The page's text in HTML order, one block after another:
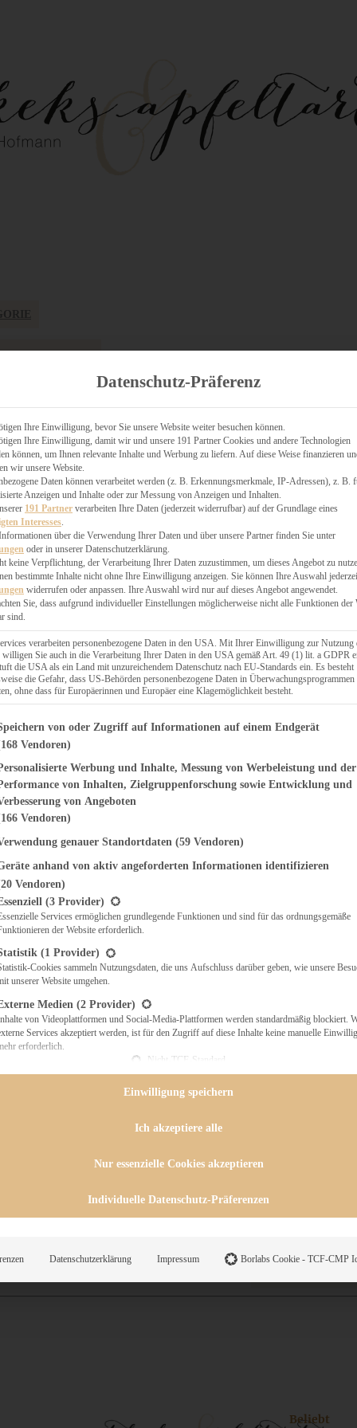
KÄSEKUCHEN
& QUICHES
Beliebt
Datenschutz-Präferenz
Ihre Einwilligung, bevor Sie unsere Website weiter besuchen können.
Ihre Einwilligung, damit wir und unsere 191 Partner Cookies und andere Technologien
können, um Ihnen relevante Inhalte und Werbung zu liefern. Auf diese Weise finanzieren
wir unsere Website.
Daten können verarbeitet werden (z. B. Erkennungsmerkmale, IP-Adressen), z. B.
Anzeigen und Inhalte oder zur Messung von Anzeigen und Inhalten.
191 Partner verarbeiten Ihre Daten (jederzeit widerrufbar) auf der Grundlage eines
Interesses.
über die Verwendung Ihrer Daten und über unsere Partner finden Sie unter
oder in unserer Datenschutzerklärung.
keine Verpflichtung, der Verarbeitung Ihrer Daten zuzustimmen, um dieses Angebot zu
bestimmte Inhalte nicht ohne Ihre Einwilligung anzeigen. Sie können Ihre Auswahl
widerrufen oder anpassen. Ihre Auswahl wird nur auf dieses Angebot angewendet.
Sie, dass aufgrund individueller Einstellungen möglicherweise nicht alle Funktionen der
sind.
verarbeiten personenbezogene Daten in den USA. Mit Ihrer Einwilligung zur Nutzung
willigen Sie auch in die Verarbeitung Ihrer Daten in den USA gemäß Art. 49 (1) lit. a GDPR
die USA als ein Land mit unzureichendem Datenschutz nach EU-Standards ein. Es besteht
die Gefahr, dass US-Behörden personenbezogene Daten in Überwachungsprogrammen
ohne dass für Europäerinnen und Europäer eine Klagemöglichkeit besteht.
finden Sie eine Liste der Zwecke des IAB Transparency and
von oder Zugriff auf Informationen auf einem Endgerät
Vendoren)
Werbung und Inhalte, Messung von Werbeleistung und der
von Inhalten, Zielgruppenforschung sowie Entwicklung und
von Angeboten
Vendoren)
genauer Standortdaten (59 Vendoren)
anhand von aktiv angeforderten Informationen identifizieren
Vendoren)
eine Liste der Service-Gruppen, für die eine Einwilligung erteilt werden
(3 Provider)
Services ermöglichen grundlegende Funktionen und sind für das ordnungsgemäße
der Website erforderlich.
(1 Provider)
Cookies sammeln Nutzungsdaten, die uns Aufschluss darüber geben, wie unsere
unserer Website umgehen.
Medien (2 Provider)
von Videoplattformen und Social-Media-Plattformen werden standardmäßig blockiert.
Services akzeptiert werden, ist für den Zugriff auf diese Inhalte keine manuelle
erforderlich.
Nicht-TCF-Standard
Einwilligung speichern
Ich akzeptiere alle
Nur essenzielle Cookies akzeptieren
Individuelle Datenschutz-Präferenzen
Datenschutzerklärung Impressum Borlabs Cookie - TCF-CMP